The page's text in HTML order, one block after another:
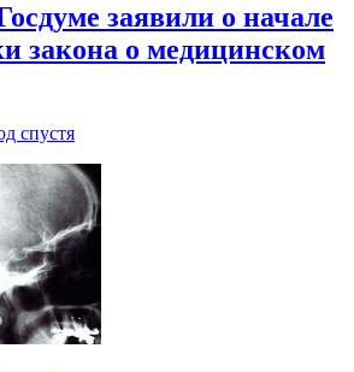
заявили о начале
закона о медицинском
спустя